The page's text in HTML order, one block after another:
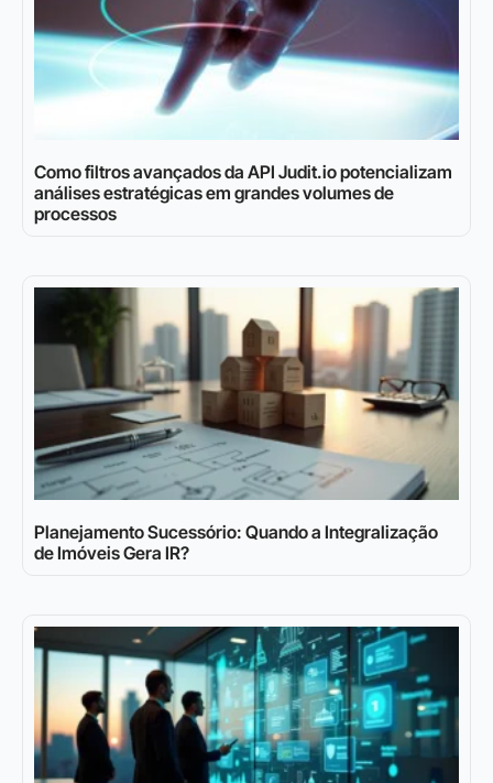
Como filtros avançados da API Judit.io potencializam
análises estratégicas em grandes volumes de
processos
Planejamento Sucessório: Quando a Integralização
de Imóveis Gera IR?